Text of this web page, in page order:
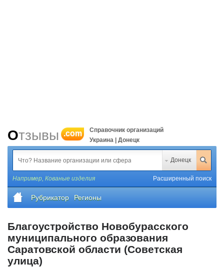
Отзывы .com
Справочник организаций
Украина | Донецк
Донецк
Например, Кованые изделия Расширенный поиск
Рубрикатор Регионы
Благоустройство Новобурасского
муниципального образования
Саратовской области (Советская
улица)